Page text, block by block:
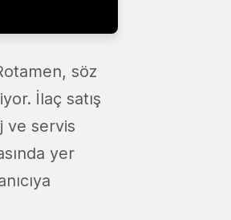
söz
İlaç satış
ve servis
yer